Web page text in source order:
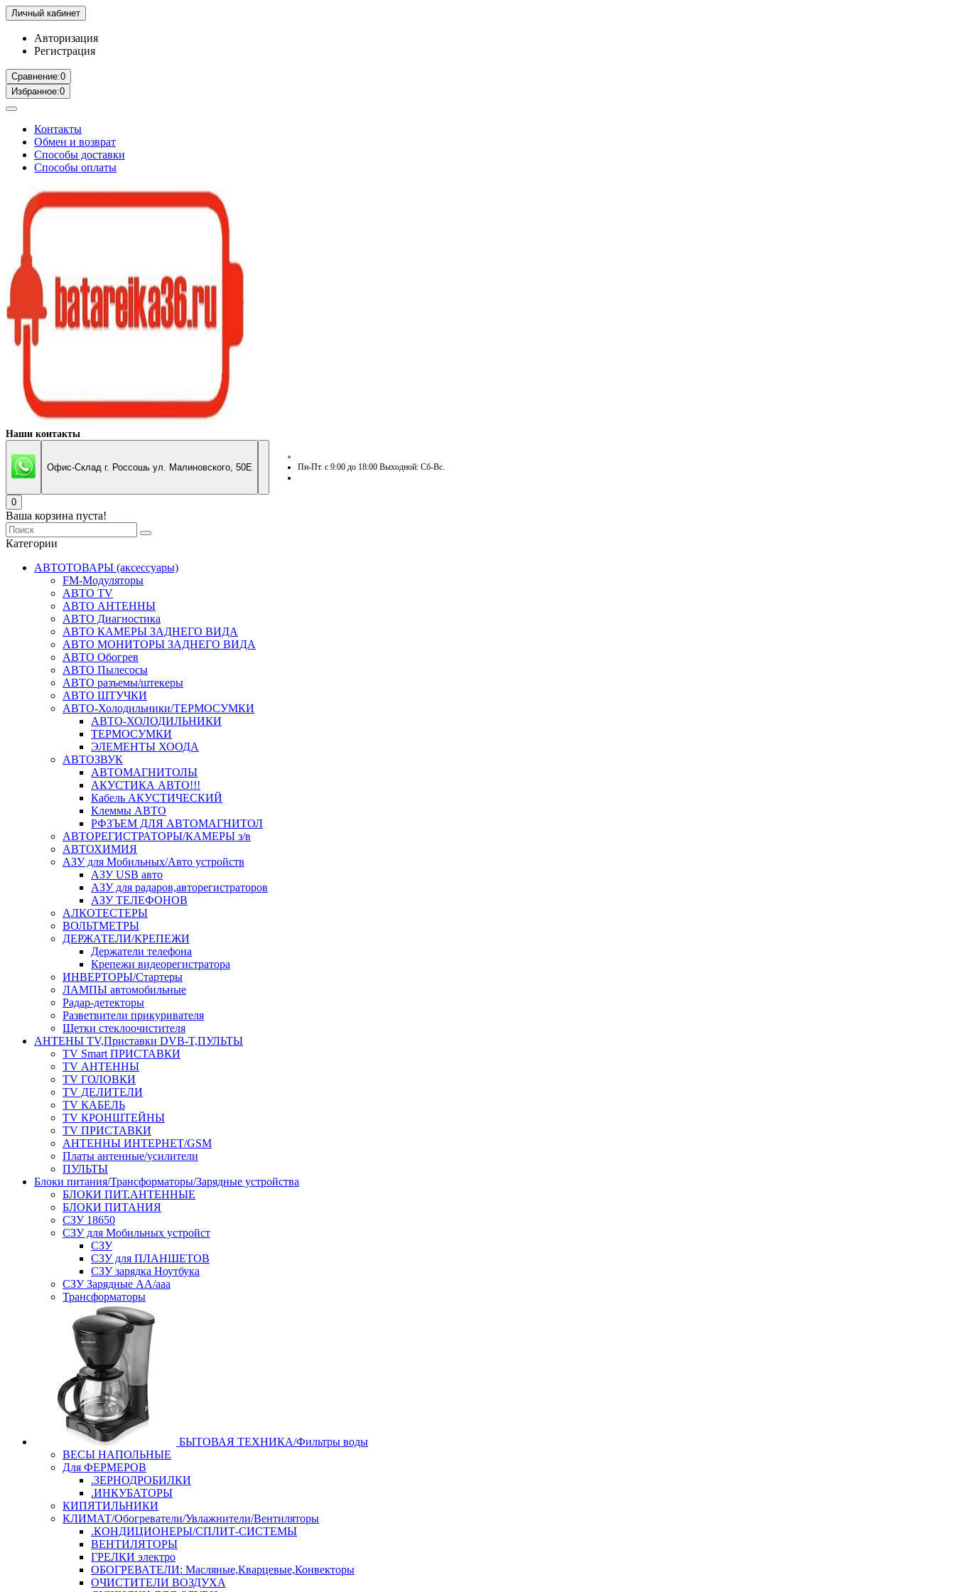
Личный кабинет
Авторизация
Регистрация
Сравнение:0
Избранное:0
Контакты
Обмен и возврат
Способы доставки
Способы оплаты
Наши контакты
Офис-Склад г. Россошь ул. Малиновского, 50Е Пн-Пт. с 9:00 до 18:00 Выходной: Сб-Вс.
0
Ваша корзина пуста!
Категории
АВТОТОВАРЫ (аксессуары)
FM-Модуляторы
АВТО TV
АВТО АНТЕННЫ
АВТО Диагностика
АВТО КАМЕРЫ ЗАДНЕГО ВИДА
АВТО МОНИТОРЫ ЗАДНЕГО ВИДА
АВТО Обогрев
АВТО Пылесосы
АВТО разъемы/штекеры
АВТО ШТУЧКИ
АВТО-Холодильники/ТЕРМОСУМКИ
АВТО-ХОЛОДИЛЬНИКИ
ТЕРМОСУМКИ
ЭЛЕМЕНТЫ ХООДА
АВТОЗВУК
АВТОМАГНИТОЛЫ
АКУСТИКА АВТО!!!
Кабель АКУСТИЧЕСКИЙ
Клеммы АВТО
РФЗЪЕМ ДЛЯ АВТОМАГНИТОЛ
АВТОРЕГИСТРАТОРЫ/КАМЕРЫ з/в
АВТОХИМИЯ
АЗУ для Мобильных/Авто устройств
АЗУ USB авто
АЗУ для радаров,авторегистраторов
АЗУ ТЕЛЕФОНОВ
АЛКОТЕСТЕРЫ
ВОЛЬТМЕТРЫ
ДЕРЖАТЕЛИ/КРЕПЕЖИ
Держатели телефона
Крепежи видеорегистратора
ИНВЕРТОРЫ/Стартеры
ЛАМПЫ автомобильные
Радар-детекторы
Разветвители прикуривателя
Щетки стеклоочистителя
АНТЕНЫ ТV,Приставки DVB-T,ПУЛЬТЫ
TV Smart ПРИСТАВКИ
TV АНТЕННЫ
TV ГОЛОВКИ
TV ДЕЛИТЕЛИ
TV КАБЕЛЬ
TV КРОНШТЕЙНЫ
TV ПРИСТАВКИ
АНТЕННЫ ИНТЕРНЕТ/GSM
Платы антенные/усилители
ПУЛЬТЫ
Блоки питания/Трансформаторы/Зарядные устройства
БЛОКИ ПИТ.АНТЕННЫЕ
БЛОКИ ПИТАНИЯ
СЗУ 18650
СЗУ для Мобильных устройст
СЗУ
СЗУ для ПЛАНШЕТОВ
СЗУ зарядка Ноутбука
СЗУ Зарядные АА/ааа
Трансформаторы
БЫТОВАЯ ТЕХНИКА/Фильтры воды
ВЕСЫ НАПОЛЬНЫЕ
Для ФЕРМЕРОВ
.ЗЕРНОДРОБИЛКИ
.ИНКУБАТОРЫ
КИПЯТИЛЬНИКИ
КЛИМАТ/Обогреватели/Увлажнители/Вентиляторы
.КОНДИЦИОНЕРЫ/СПЛИТ-СИСТЕМЫ
ВЕНТИЛЯТОРЫ
ГРЕЛКИ электро
ОБОГРЕВАТЕЛИ: Масляные,Кварцевые,Конвекторы
ОЧИСТИТЕЛИ ВОЗДУХА